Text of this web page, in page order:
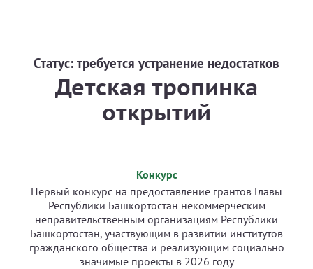
Статус: требуется устранение недостатков
Детская тропинка
открытий
Конкурс
Первый конкурс на предоставление грантов Главы
Республики Башкортостан некоммерческим
неправительственным организациям Республики
Башкортостан, участвующим в развитии институтов
гражданского общества и реализующим социально
значимые проекты в 2026 году